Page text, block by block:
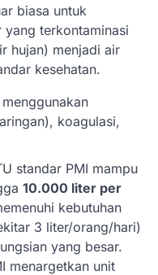
biasa untuk
terkontaminasi
hujan) menjadi air
kesehatan.
koagulasi,
standar PMI mampu
10.000 liter per
kebutuhan
3 liter/orang/hari)
yang besar.
menargetkan unit